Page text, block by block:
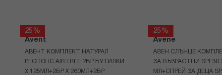
25%
Avent
АВЕНТ КОМПЛЕКТ НАТУРАЛ
РЕСПОНС AIR FREE 2БР БУТИЛКИ
Х 125МЛ+2БР Х 260МЛ+2БР
25%
Avene
АВЕН СЛЪНЦЕ
ЗА ВЪЗРАСТНИ SPF30
МЛ+СПРЕЙ ЗА ДЕЦА